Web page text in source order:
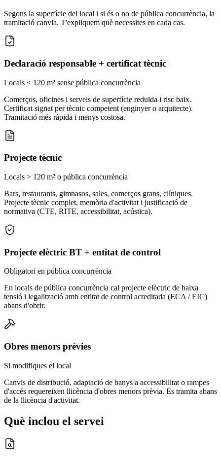
Segons la superfície del local i si és o no de pública concurrència, la
tramitació canvia. T'expliquem què necessites en cada cas.
Declaració responsable + certificat tècnic
Locals < 120 m² sense pública concurrència
Comerços, oficines i serveis de superfície reduïda i risc baix.
Certificat signat per tècnic competent (enginyer o arquitecte).
Tramitació més ràpida i menys costosa.
Projecte tècnic
Locals > 120 m² o pública concurrència
Bars, restaurants, gimnasos, sales, comerços grans, clíniques.
Projecte tècnic complet, memòria d'activitat i justificació de
normativa (CTE, RITE, accessibilitat, acústica).
Projecte elèctric BT + entitat de control
Obligatori en pública concurrència
En locals de pública concurrència cal projecte elèctric de baixa
tensió i legalització amb entitat de control acreditada (ECA / EIC)
abans d'obrir.
Obres menors prèvies
Si modifiques el local
Canvis de distribució, adaptació de banys a accessibilitat o rampes
d'accés requereixen llicència d'obres menors prèvia. Es tramita abans
de la llicència d'activitat.
Què inclou el servei